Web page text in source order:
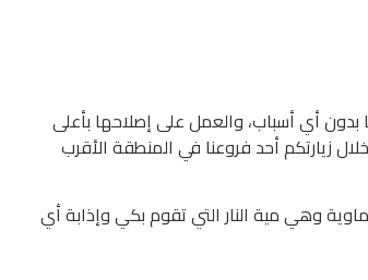
بدون أي أسباب، والعمل على إصلاحها بأعلى
زيارتكم أحد فروعنا في المنطقة الأقرب
وهي مية النار التي تقوم بكي وإذابة أي